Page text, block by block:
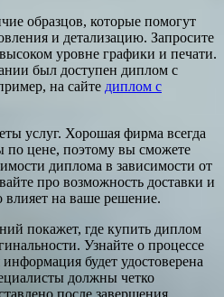
образцов, которые помогут
и детализацию. Запросите
уровне графики и печати.
был доступен диплом с
на сайте диплом с
услуг. Хорошая фирма всегда
по цене, поэтому вы сможете
диплома в зависимости от
про возможность доставки и
влияет на ваше решение.
покажет, где купить диплом
Узнайте о процессе
будет удостоверена
должны четко